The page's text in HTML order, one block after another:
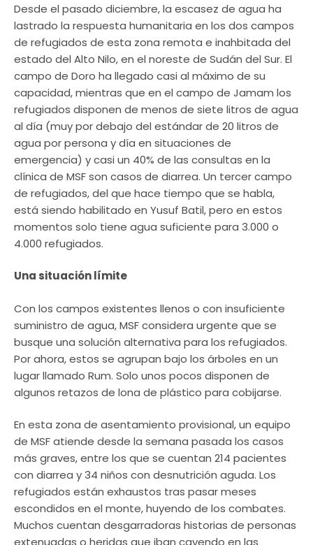
Desde el pasado diciembre, la escasez de agua ha
lastrado la respuesta humanitaria en los dos campos
de refugiados de esta zona remota e inahbitada del
estado del Alto Nilo, en el noreste de Sudán del Sur. El
campo de Doro ha llegado casi al máximo de su
capacidad, mientras que en el campo de Jamam los
refugiados disponen de menos de siete litros de agua
al día (muy por debajo del estándar de 20 litros de
agua por persona y día en situaciones de
emergencia) y casi un 40% de las consultas en la
clínica de MSF son casos de diarrea. Un tercer campo
de refugiados, del que hace tiempo que se habla,
está siendo habilitado en Yusuf Batil, pero en estos
momentos solo tiene agua suficiente para 3.000 o
4.000 refugiados.
Una situación límite
Con los campos existentes llenos o con insuficiente
suministro de agua, MSF considera urgente que se
busque una solución alternativa para los refugiados.
Por ahora, estos se agrupan bajo los árboles en un
lugar llamado Rum. Solo unos pocos disponen de
algunos retazos de lona de plástico para cobijarse.
En esta zona de asentamiento provisional, un equipo
de MSF atiende desde la semana pasada los casos
más graves, entre los que se cuentan 214 pacientes
con diarrea y 34 niños con desnutrición aguda. Los
refugiados están exhaustos tras pasar meses
escondidos en el monte, huyendo de los combates.
Muchos cuentan desgarradoras historias de personas